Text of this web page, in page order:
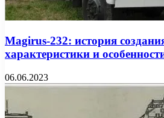
Magirus-232: история
характеристики и
06.06.2023